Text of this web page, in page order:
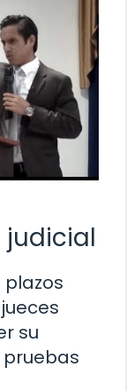
judicial
su